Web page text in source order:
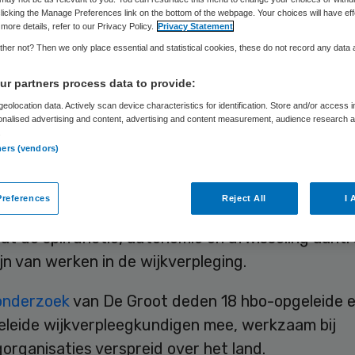
Skipr Redactie 25 september 2017,12:05 22 keer gelezen
wijkverpleegkundige en onderzoeker bij het
een artikel over de aantrekkelijkheid van de
2017 gewonnen. In haar artikel
home care: An online focus group study among
de spilfunctie, autonomie en afwisseling
van werken in de wijkverpleging.
van De Groot deden 18 hbo-opgeleide
wijkverpleegkundigen mee, werkzaam bij
verspreid over het land.
the Manage Preferences link on the bottom of the webpage. Your choices will have
details, refer to our Privacy Policy.
Privacy Statement
not? Then we only place essential and statistical cookies, these do not record any data
partners process data to provide:
data. Actively scan device characteristics for identification. Store and/or access
advertising and content, advertising and content measurement, audience research
(vendors)
Reject All I